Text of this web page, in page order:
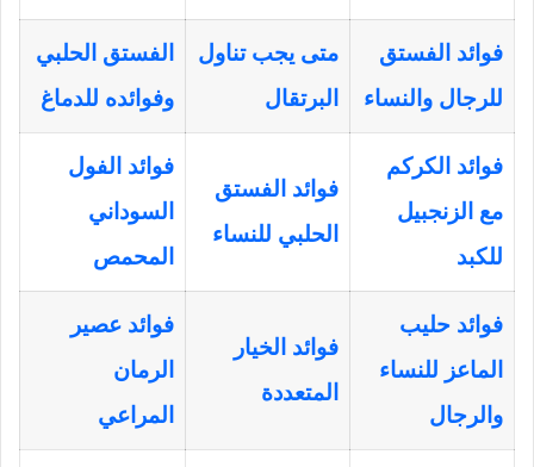
فوائد الفستق
للرجال والنساء
متى يجب تناول
البرتقال
الفستق الحلبي
وفوائده للدماغ
فوائد الكركم
مع الزنجبيل
للكبد
فوائد الفستق
الحلبي للنساء
فوائد الفول
السوداني
المحمص
فوائد حليب
الماعز للنساء
والرجال
فوائد الخيار
المتعددة
فوائد عصير
الرمان
المراعي